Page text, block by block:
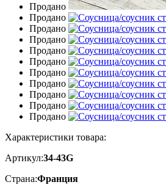
Продано
Продано
Продано
Продано
Продано
Продано
Продано
Продано
Продано
Продано
Продано
Характеристики товара:
Артикул:34-43G
Страна:Франция